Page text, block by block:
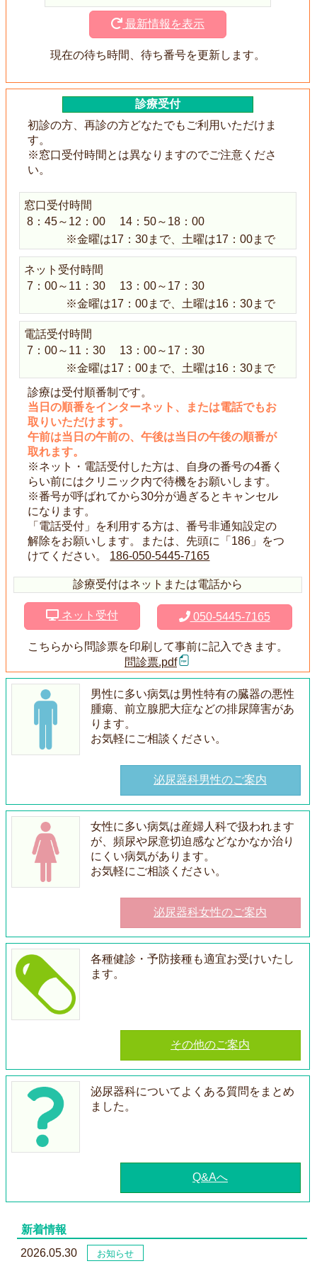
最新情報を表示
現在の待ち時間、待ち番号を更新します。
診療受付
初診の方、再診の方どなたでもご利用いただけま
す。
※窓口受付時間とは異なりますのでご注意くださ
い。
窓口受付時間
8：45～12：00
14：50～18：00
※金曜は17：30まで、土曜は17：00まで
ネット受付時間
7：00～11：30
13：00～17：30
※金曜は17：00まで、土曜は16：30まで
電話受付時間
7：00～11：30
13：00～17：30
※金曜は17：00まで、土曜は16：30まで
診療は受付順番制です。
当日の順番をインターネット、または電話でもお
取りいただけます。
午前は当日の午前の、午後は当日の午後の順番が
取れます。
※ネット・電話受付した方は、自身の番号の4番く
らい前にはクリニック内で待機をお願いします。
※番号が呼ばれてから30分が過ぎるとキャンセル
になります。
「電話受付」を利用する方は、番号非通知設定の
解除をお願いします。または、先頭に「186」をつ
けてください。 186-050-5445-7165
診療受付はネットまたは電話から
ネット受付 050-5445-7165
こちらから問診票を印刷して事前に記入できます。
問診票.pdf
男性に多い病気は男性特有の臓器の悪性
腫瘍、前立腺肥大症などの排尿障害があ
ります。
お気軽にご相談ください。
泌尿器科男性のご案内
女性に多い病気は産婦人科で扱われます
が、頻尿や尿意切迫感などなかなか治り
にくい病気があります。
お気軽にご相談ください。
泌尿器科女性のご案内
各種健診・予防接種も適宜お受けいたし
ます。
その他のご案内
泌尿器科についてよくある質問をまとめ
ました。
Q&Aへ
新着情報
2026.05.30
お知らせ